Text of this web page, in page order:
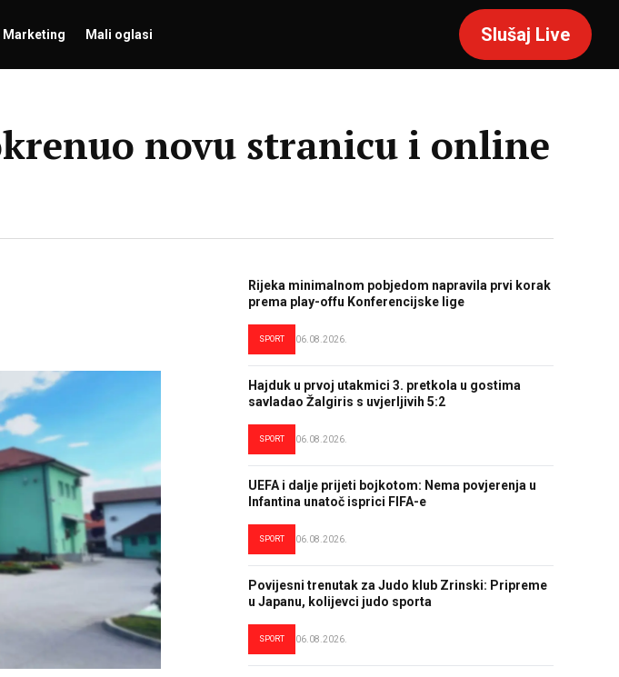
Marketing Mali oglasi Slušaj Live
novu stranicu i online
Rijeka minimalnom pobjedom napravila prvi korak
prema play-offu Konferencijske lige
SPORT 06.08.2026.
Hajduk u prvoj utakmici 3. pretkola u gostima
savladao Žalgiris s uvjerljivih 5:2
SPORT 06.08.2026.
UEFA i dalje prijeti bojkotom: Nema povjerenja u
Infantina unatoč isprici FIFA-e
SPORT 06.08.2026.
Povijesni trenutak za Judo klub Zrinski: Pripreme
u Japanu, kolijevci judo sporta
SPORT 06.08.2026.